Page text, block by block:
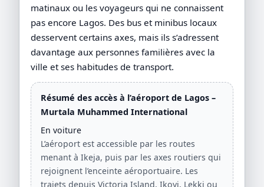
matinaux ou les voyageurs qui ne connaissent
pas encore Lagos. Des bus et minibus locaux
desservent certains axes, mais ils s’adressent
davantage aux personnes familières avec la
ville et ses habitudes de transport.
Résumé des accès à l’aéroport de Lagos –
Murtala Muhammed International
En voiture
L’aéroport est accessible par les routes
menant à Ikeja, puis par les axes routiers qui
rejoignent l’enceinte aéroportuaire. Les
trajets depuis Victoria Island, Ikoyi, Lekki ou